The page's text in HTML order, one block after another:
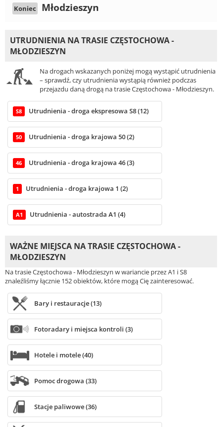
Koniec Młodzieszyn
UTRUDNIENIA NA TRASIE CZĘSTOCHOWA -
MŁODZIESZYN
Na drogach wskazanych poniżej mogą wystąpić utrudnienia
– sprawdź, czy utrudnienia wystąpią również podczas
przejazdu daną drogą na trasie Częstochowa - Młodzieszyn.
S8 Utrudnienia - droga ekspresowa S8 (12)
50 Utrudnienia - droga krajowa 50 (2)
46 Utrudnienia - droga krajowa 46 (3)
1 Utrudnienia - droga krajowa 1 (2)
A1 Utrudnienia - autostrada A1 (4)
WAŻNE MIEJSCA NA TRASIE CZĘSTOCHOWA -
MŁODZIESZYN
Na trasie Częstochowa - Młodzieszyn w wariancie przez A1 i S8
znaleźliśmy łącznie 152 obiektów, które mogą Cię zainteresować.
Bary i restauracje (13)
Fotoradary i miejsca kontroli (3)
Hotele i motele (40)
Pomoc drogowa (33)
Stacje paliwowe (36)